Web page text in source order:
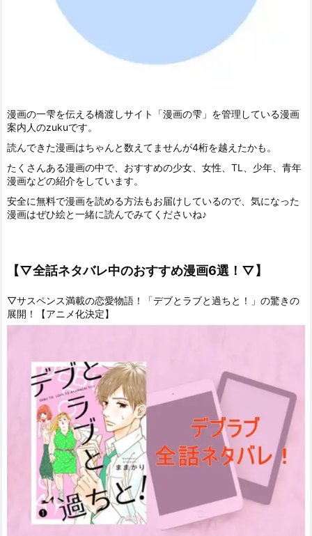
漫画の一雫を伝える橋渡しサイト「漫画の雫」を管理している漫画
案内人のzukuです。
読んできた漫画はちゃんと数えてませんが4桁を越えたかも。
たくさんある漫画の中で、おすすめの少女、女性、TL、少年、青年
漫画などの紹介をしています。
安全に無料で漫画を読める方法もお届けしているので、気になった
漫画はぜひ絵と一緒に読んでみてくださいね♪
【▽全話ネタバレ中のおすすめ漫画6選！▽】
▽サスペンス満載の恋愛物語！「デブとラブと過ちと！」の驚きの
展開！【アニメ化決定】